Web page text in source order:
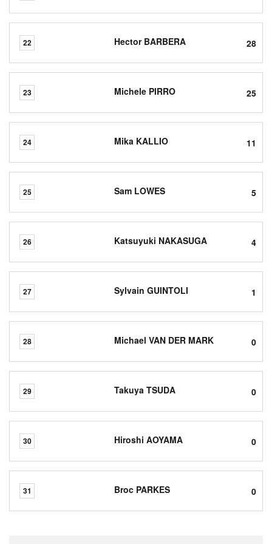
22 Hector BARBERA 28
23 Michele PIRRO 25
24 Mika KALLIO 11
25 Sam LOWES 5
26 Katsuyuki NAKASUGA 4
27 Sylvain GUINTOLI 1
28 Michael VAN DER MARK 0
29 Takuya TSUDA 0
30 Hiroshi AOYAMA 0
31 Broc PARKES 0